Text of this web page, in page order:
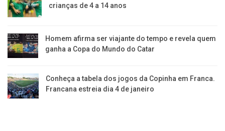
crianças de 4 a 14 anos
Homem afirma ser viajante do tempo e revela quem
ganha a Copa do Mundo do Catar
Conheça a tabela dos jogos da Copinha em Franca.
Francana estreia dia 4 de janeiro